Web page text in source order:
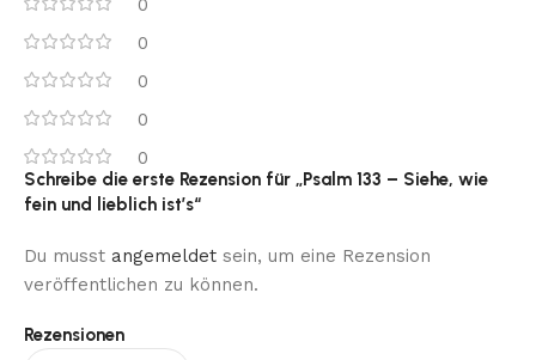
0
0
0
0
0
Rezensionen
Schreibe die erste Rezension für „Psalm 133 – Siehe, wie
fein und lieblich ist’s“
Du musst angemeldet sein, um eine Rezension
veröffentlichen zu können.